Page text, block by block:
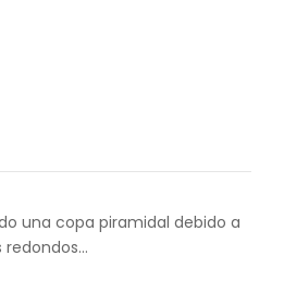
una copa piramidal debido a
redondos…